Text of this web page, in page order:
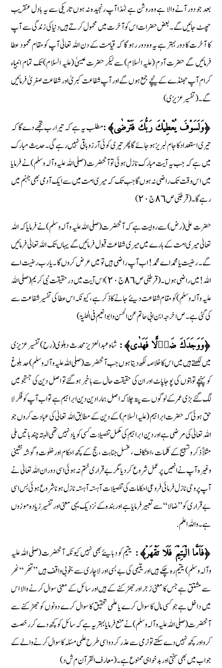
بعد جو دور آنے والا ہے وہ روشن ہے لہٰذا آپ رنجیدہ نہ ہوں تاریکی سے یہ بادل عنقریب
چھٹ جائیں گے۔ بعض حضرات اس کو آخرت میں محمول کرتے ہیں دنیا کی زندگی سے آپ
کا آخرت کا دور بہتر ہے یہ وہ دور رہو گا کہ قیامت کے دن اللہ تعالیٰ آپ کو مقام محمود عطا
فرمائیں گے حضرت آدم (علیہ السلام) سے لیکر حضرت عیسیٰ (علیہ السلام) تک تمام انبیاء
کرام آپ جھنڈے کے نیچے جمع ہوں گے اور آپ شفاعت کبریٰ اور شفاعت صغریٰ فرمائیں
گے۔ ( تفسیر عزیزی)
﴿وَلَسَوْفَ يُعْطِيْكَ رَبُّكَ فَتَرْضٰى﴾:مطلب یہ ہے کہ تیرا رب تجھے دے گا کہ
تیری استعداد کا جام لبریز ہوجائے گا پھر تیری کوئی آرزو باقی نہیں رہے گی ۔ حدیث مبارک
میں ہے کہ جب یہ آیت مبارک نازل ہوئی تو آنحضرت (صلی اللہ علیہ وآلہ وسلم) نے فرمایا
میں اس وقت تک راضی نہ ہوں گا جب تک کہ میری امت میں سے ایک آدمی بھی جہنم میں
رہے گا ۔ ( قرطبی ص ٨٦ ج ٢٠)
حضرت علی (رض) سے روایت ہے کہ آنحضرت (صلی اللہ علیہ وآلہ وسلم) نے فرمایا کہ اللہ
تعالیٰ میری امت کے بارے میں میری شفاعت قبول فرمائیں گے یہاں تک اللہ تعالیٰ فرمائیں
گے۔ رضیت یا محمد اے محمد ! اب آپ راضی ہیں تو میں عرض کروں گا ۔ یا رب رضیت اے
اللہ ! میں راضی ہوں۔ (قرطبی ص ٨٦ ج ٢٠) اس آیت میں درحقیقت نبی کریم (صلی اللہ
علیہ وآلہ وسلم) کو مقام شفاعت دیئے جانے کا ذکر ہے ، کیونکہ اس عطا کی تفسیر شفاعت سے
کی گئی ہے۔ ص اخرجہ ابن ابی حاتم عن الحسن و ابو انعیم فی الحلیۃ)
﴿وَوَجَدَكَ ضَاۗلًّا فَهَدٰى﴾:شاہ عبد العزیز محدث دہلوی (رح) تفسیر عزیزی
میں لکھتے ہیں میں اس کا خلاصہ لکھ دیتا ہوں جب آنحضرت (صلی اللہ علیہ وآلہ وسلم) حد بلوغ
کو پہنچے تو بتوں کی پوجا پاٹ اور ان کی حقیقت حال سے با خبر ہوگئے تو اصل دین کی جستجو میں
لگ گئے بڑی عمر کے لوگوں سے پتہ چلا کہ اصل ہمارا دین دین ابراہیم ہے تو اب آپ کو فکر لا
حق ہوئی کہ حضرت ابراہیم (علیہ السلام) کے دین کے مطابق اللہ تعالیٰ کی عبادت کروں جو
اللہ تعالیٰ کی مرضی ہے اور دین ابراہیم کی مکمل تفصیلات کسی کو یاد نہیں تھی البتہ چند باتیں ملی
مثلاً ذکر و تسبیح کے کلمات ، اعتکاف ، غسل جنابت ، حج کے کچھ احکام اور خلوت و گوشہ نشینی
وغیرہ آپ نے انھیں پر عمل شروع کردیا مگر بےقراری ختم نہ ہوئی اسی دوران اللہ تعالیٰ نے
آپ پر وحی نازل فرمائی فروعی احکامات کی تفصیلات آہستہ آہستہ نازل ہونا شروع ہوئی بس اسی
بےقراری کو ” ضالا “ سے تعبیر فرمایا ہے اور بندہ کے نزدیک یہی معنی اور تفسیر زیادہ موزوں
ہے۔ واللہ اعلم .
﴿فَاَمَّا الْيَتِيْمَ فَلَا تَقْهَرْ﴾: یتیم کو دبایئے بھی نہیں کیونکہ آنحضرت (صلی اللہ علیہ
وآلہ وسلم) یتیم رہ چکے ہیں اور یتیمی کی بےبسی اور لا چاری سے بخوبی واقف ہیں ” تنھر “ نھر
سے مشتق ہے جس کا معنی زجر اور جھڑکنے کے ہیں اور سائل کے معنی سوال کرنے والا اس
میں داخل ہے جو کسی مال کا سوال کرے یا علمی تحقیق کا سوال کرے دونوں کو جھڑکنے سے
آنحضرت (صلی اللہ علیہ وآلہ وسلم) نے منع فرمایا بہتر یہ ہے کہ سائل کو کچھ دے کر رخصت
کرو اور کچھ نہیں دے سکتے تو نرمی سے عذر کر دو اسی طرح علمی مسئلہ کا سوال کرنے والے کے
جواب میں بھی سختی اور بدخواہی ممنوع ہے۔ ( معارف القرآن م ش د)